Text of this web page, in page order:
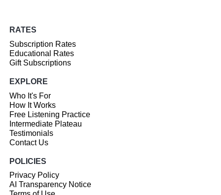
RATES
Subscription Rates
Educational Rates
Gift Subscriptions
EXPLORE
Who It's For
How It Works
Free Listening Practice
Intermediate Plateau
Testimonials
Contact Us
POLICIES
Privacy Policy
AI Transparency Notice